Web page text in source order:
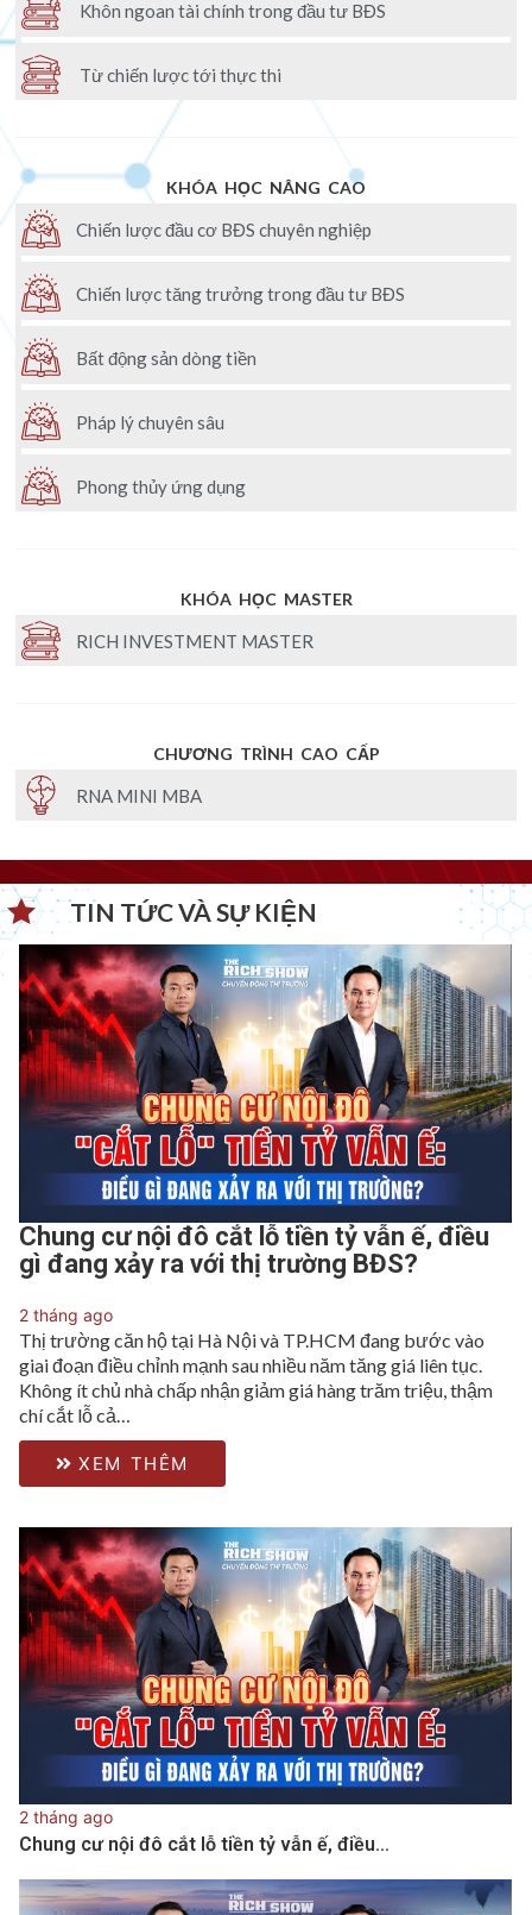
Khôn ngoan tài chính trong đầu tư BĐS
Từ chiến lược tới thực thi
KHÓA HỌC NÂNG CAO
Chiến lược đầu cơ BĐS chuyên nghiệp
Chiến lược tăng trưởng trong đầu tư BĐS
Bất động sản dòng tiền
Pháp lý chuyên sâu
Phong thủy ứng dụng
KHÓA HỌC MASTER
RICH INVESTMENT MASTER
CHƯƠNG TRÌNH CAO CẤP
RNA MINI MBA
TIN TỨC VÀ SỰ KIỆN​
Chung cư nội đô cắt lỗ tiền tỷ vẫn ế, điều
gì đang xảy ra với thị trường BĐS?
2 tháng ago
Thị trường căn hộ tại Hà Nội và TP.HCM đang bước vào
giai đoạn điều chỉnh mạnh sau nhiều năm tăng giá liên tục.
Không ít chủ nhà chấp nhận giảm giá hàng trăm triệu, thậm
chí cắt lỗ cả…
XEM THÊM
2 tháng ago
Chung cư nội đô cắt lỗ tiền tỷ vẫn ế, điều…